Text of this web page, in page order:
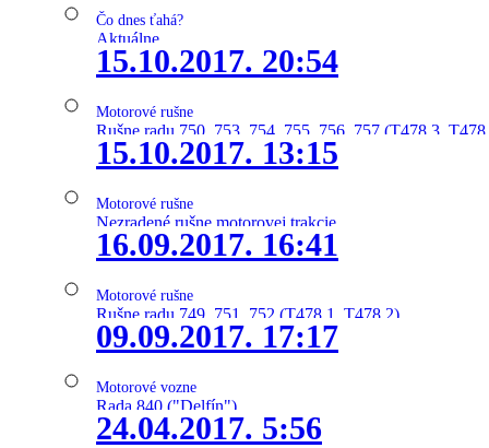
Čo dnes ťahá?
Aktuálne
15.10.2017. 20:54
Motorové rušne
Rušne radu 750, 753, 754, 755, 756, 757 (T478.3,
15.10.2017. 13:15
Motorové rušne
Nezradené rušne motorovej trakcie
16.09.2017. 16:41
Motorové rušne
Rušne radu 749, 751, 752 (T478.1, T478.2)
09.09.2017. 17:17
Motorové vozne
Rada 840 ("Delfín")
24.04.2017. 5:56